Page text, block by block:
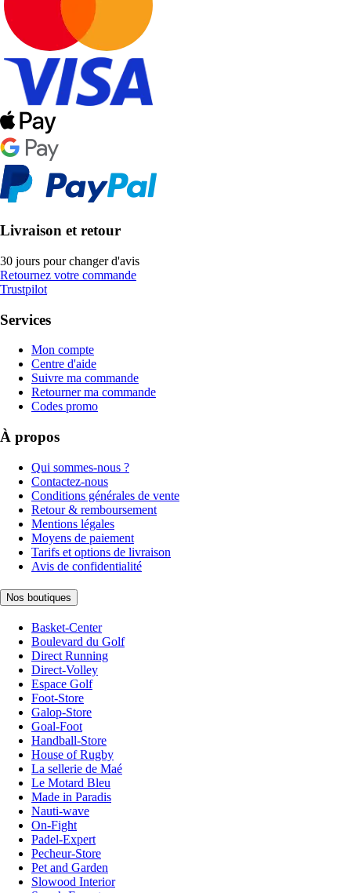
Livraison et retour
30 jours pour changer d'avis
Retournez votre commande
Trustpilot
Services
Mon compte
Centre d'aide
Suivre ma commande
Retourner ma commande
Codes promo
À propos
Qui sommes-nous ?
Contactez-nous
Conditions générales de vente
Retour & remboursement
Mentions légales
Moyens de paiement
Tarifs et options de livraison
Avis de confidentialité
Nos boutiques
Basket-Center
Boulevard du Golf
Direct Running
Direct-Volley
Espace Golf
Foot-Store
Galop-Store
Goal-Foot
Handball-Store
House of Rugby
La sellerie de Maé
Le Motard Bleu
Made in Paradis
Nauti-wave
On-Fight
Padel-Expert
Pecheur-Store
Pet and Garden
Slowood Interior